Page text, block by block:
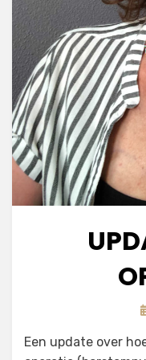
Een update over